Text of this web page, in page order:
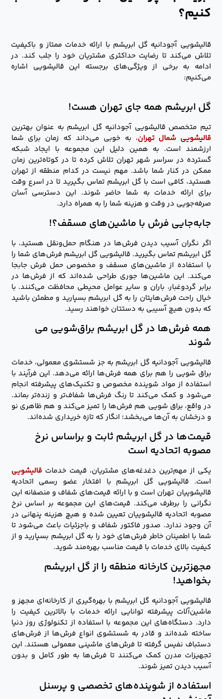
کنیم؟
قالیشویی آجودانیه گل ابریشم با ارائه خدمات ممتاز و باکیفیت
تلاش می‌کند تا رضایت حداکثری مشتریان خود را جلب کند. در
ادامه به برخی از ویژگی‌های برجسته این قالیشویی اشاره
می‌کنیم:
گل ابریشم همه جای تهران هست!
تیم متخصص قالیشویی آجودانیه گل ابریشم به عنوان بهترین
قالیشویی شمال تهران، به خوبی می‌داند که زمان برای شما
ارزشمند است. به همین دلیل این مجموعه با ایجاد شبکه
گسترده در سراسر شهر تهران تلاش کرده تا در کوتاه‌ترین زمان
ممکن در کنار شما باشد. مهم نیست در کدام منطقه از تهران
هستید، کافی است با گل ابریشم تماس بگیرید تا در اسرع وقت
برای ارائه خدمات به شما حاضر شوند. این دسترسی آسان
صرفه‌جویی در وقت و هزینه شما را به همراه دارد.
جابه‌جایی فرش با ماشین‌های مسقف؟!
اگر نگران آسیب دیدن فرش‌ها در هنگام حمل‌ونقل هستید، با
گل ابریشم تماس بگیرید. قالیشویی گل ابریشم فرش‌های شما را
با استفاده از ماشین‌های مسقف و مخصوص حمل فرش جابجا
می‌کند. این ماشین‌ها جوری طراحی شده‌اند که از فرش‌ها در
برابر گردوغبار، باران و سایر عوامل محیطی محافظت می‌کنند. با
خیال راحت فرش‌هایتان را به گل ابریشم بسپارید و مطمئن باشید
که بدون هیچ آسیبی به دستتان خواهند رسید.
همه فرش‌ها در گل ابریشم براق‌شویی می
شوند
قالیشویی آجودانیه گل ابریشم به جز شستشوی معمولی، خدمات
براق شویی را هم برای همه فرش‌ها ارائه می‌دهد. این فرآیند با
استفاده از مواد شوینده مخصوص و تکنیک‌های پیشرفته انجام
می‌شود و کمک می‌کند تا رنگ فرش‌ها شفاف‌تر و زنده‌تر بماند.
در واقع، براق شویی هم فرش‌ها را تمیز می‌کند و هم ظاهری نو
و درخشان به آن‌ها می‌بخشد؛ انگار که تازه خریداری شده‌اند.
قیمت‌ها در گل ابریشم ثابت و براساس نرخ
مصوبه اتحادیه است
یکی از مهم‌ترین دغدغه‌های مشتریان، قیمت خدماتقالیشویی
است. قالیشویی گل ابریشم با افتخار عضو رسمی اتحادیه
قالیشوییان تهران است و با ارائه قیمت‌های شفاف و منصفانه این
نگرانی را برطرف می‌کند. قیمت‌های این مجموعه بر اساس نرخ
مصوبه اتحادیه قالیشوییان تعیین شده و هیچ هزینه پنهانی در
آن وجود ندارد. صدور فاکتور شفاف و باجزئیات باعث می‌شود تا
شما با اطمینان خاطر فرش‌های خود را به گل ابریشم بسپارید و از
کیفیت بالای خدمات با قیمت مناسب بهره‌مند شوید.
مجهزترین کارخانه منطقه را از گل ابریشم
بخواهید!
قالیشویی آجودانیه گل ابریشم با بهره‌گیری از کارخانه‌ای مجهز و
ماشین‌آلات پیشرفته توانایی ارائه خدمات با بالاترین کیفیت را
دارد. دستگاه‌های این مجموعه با استفاده از تکنولوژی روز دنیا
ساخته شده‌اند و قادر به شستشوی انواع فرش‌ها از فرش‌های
دستباف نفیس گرفته تا فرش‌های ماشینی معمولی هستند. این
تجهیزات مدرن کمک می‌کنند تا فرش‌ها به طور کامل و بدون
آسیب دیدن تمیز شوند.
استفاده از شوینده‌های تخصصی و پرسنل